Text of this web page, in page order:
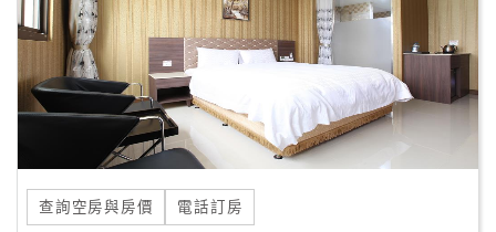
客
滿
度
訂
單
管
查詢空房與房價 電話訂房